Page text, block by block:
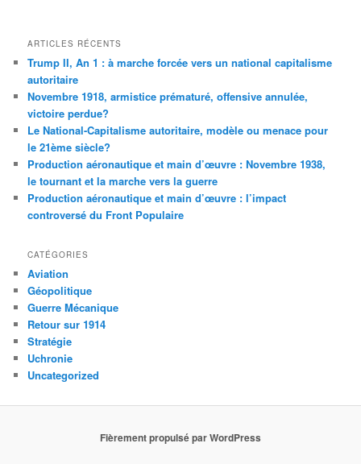
ARTICLES RÉCENTS
Trump II, An 1 : à marche forcée vers un national capitalisme
autoritaire
Novembre 1918, armistice prématuré, offensive annulée,
victoire perdue?
Le National-Capitalisme autoritaire, modèle ou menace pour
le 21ème siècle?
Production aéronautique et main d’œuvre : Novembre 1938,
le tournant et la marche vers la guerre
Production aéronautique et main d’œuvre : l’impact
controversé du Front Populaire
CATÉGORIES
Aviation
Géopolitique
Guerre Mécanique
Retour sur 1914
Stratégie
Uchronie
Uncategorized
Fièrement propulsé par WordPress